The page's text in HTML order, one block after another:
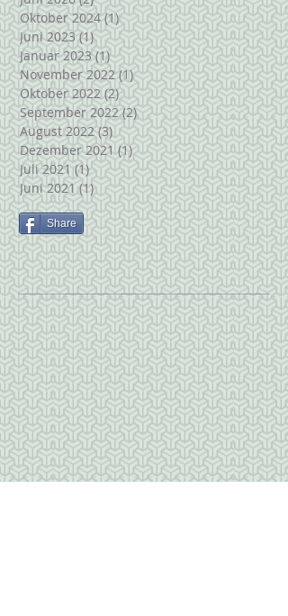
Oktober 2024 (1)1 Beitrag
Juni 2023 (1)1 Beitrag
Januar 2023 (1)1 Beitrag
November 2022 (1)1 Beitrag
Oktober 2022 (2)2 Beiträge
September 2022 (2)2 Beiträge
August 2022 (3) 3 Beiträge
Dezember 2021 (1)1 Beitrag
Juli 2021 (1)1 Beitrag
Juni 2021 (1)1 Beitrag
Share